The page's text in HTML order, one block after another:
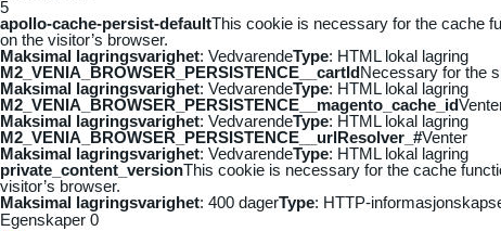
5
apollo-cache-persist-defaultThis cookie is necessary for the cache
on the visitor’s browser.
Maksimal lagringsvarighet: VedvarendeType: HTML lokal lagring
M2_VENIA_BROWSER_PERSISTENCE__cartIdNecessary for the
Maksimal lagringsvarighet: VedvarendeType: HTML lokal lagring
M2_VENIA_BROWSER_PERSISTENCE__magento_cache_id
Maksimal lagringsvarighet: VedvarendeType: HTML lokal lagring
M2_VENIA_BROWSER_PERSISTENCE__urlResolver_#Venter
Maksimal lagringsvarighet: VedvarendeType: HTML lokal lagring
private_content_versionThis cookie is necessary for the cache
visitor’s browser.
Maksimal lagringsvarighet: 400 dagerType: HTTP-
Egenskaper 0